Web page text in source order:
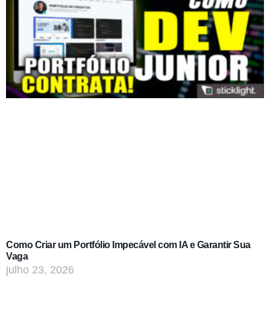
Como Criar um Portfólio Impecável com IA e Garantir Sua
Vaga
julho 23, 2026